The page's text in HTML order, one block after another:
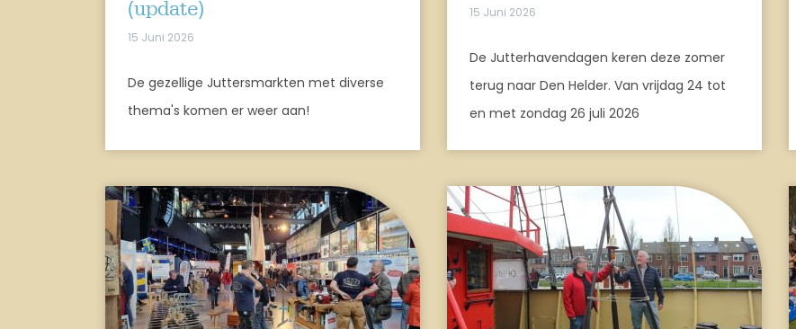
(update)
15 Juni 2026
De gezellige Juttersmarkten met diverse
thema's komen er weer aan!
15 Juni 2026
De Jutterhavendagen keren deze zomer
terug naar Den Helder. Van vrijdag 24 tot
en met zondag 26 juli 2026